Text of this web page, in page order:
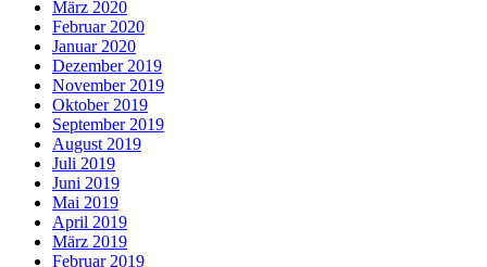
März 2020
Februar 2020
Januar 2020
Dezember 2019
November 2019
Oktober 2019
September 2019
August 2019
Juli 2019
Juni 2019
Mai 2019
April 2019
März 2019
Februar 2019